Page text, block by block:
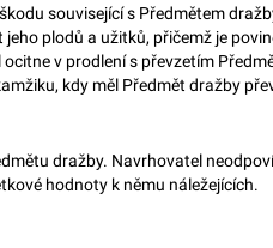
související s Předmětem
plodů a užitků, přičemž je
v prodlení s převzetím
kdy měl Předmět dražby
dražby. Navrhovatel
hodnoty k němu náležejících.